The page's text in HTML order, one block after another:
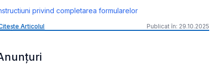
privind completarea formularelor
Articolul Publicat în: 29.10.2025